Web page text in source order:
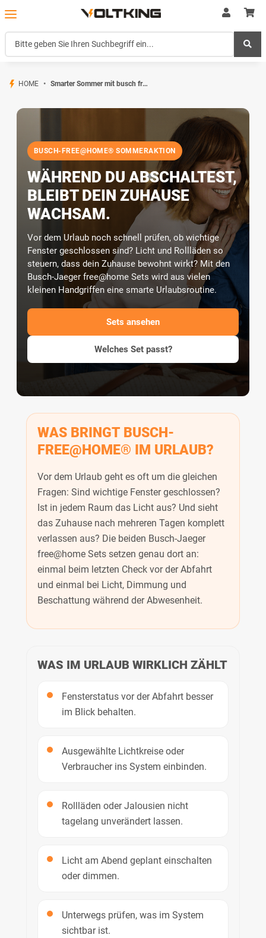
HOME Smarter Sommer mit busch free@home
BUSCH-FREE@HOME® SOMMERAKTION
WÄHREND DU ABSCHALTEST,
BLEIBT DEIN ZUHAUSE
WACHSAM.
Vor dem Urlaub noch schnell prüfen, ob wichtige
Fenster geschlossen sind? Licht und Rollläden so
steuern, dass dein Zuhause bewohnt wirkt? Mit den
Busch-Jaeger free@home Sets wird aus vielen
kleinen Handgriffen eine smarte Urlaubsroutine.
Sets ansehen
Welches Set passt?
WAS BRINGT BUSCH-
FREE@HOME® IM URLAUB?
Vor dem Urlaub geht es oft um die gleichen
Fragen: Sind wichtige Fenster geschlossen?
Ist in jedem Raum das Licht aus? Und sieht
das Zuhause nach mehreren Tagen komplett
verlassen aus? Die beiden Busch-Jaeger
free@home Sets setzen genau dort an:
einmal beim letzten Check vor der Abfahrt
und einmal bei Licht, Dimmung und
Beschattung während der Abwesenheit.
WAS IM URLAUB WIRKLICH ZÄHLT
Fensterstatus vor der Abfahrt besser
im Blick behalten.
Ausgewählte Lichtkreise oder
Verbraucher ins System einbinden.
Rollläden oder Jalousien nicht
tagelang unverändert lassen.
Licht am Abend geplant einschalten
oder dimmen.
Unterwegs prüfen, was im System
sichtbar ist.